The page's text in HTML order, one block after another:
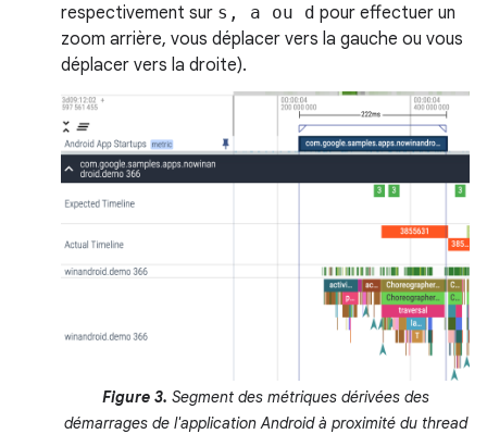
respectivement sur s, a ou d pour effectuer un
zoom arrière, vous déplacer vers la gauche ou vous
déplacer vers la droite).
Figure 3. Segment des métriques dérivées des
démarrages de l'application Android à proximité du thread